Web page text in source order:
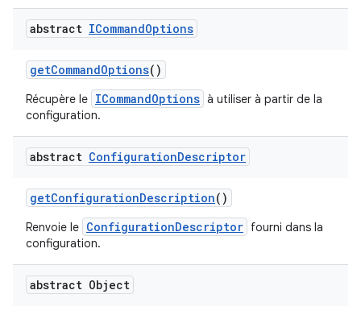
abstract ICommandOptions
getCommandOptions()
Récupère le ICommandOptions à utiliser à partir de la
configuration.
abstract ConfigurationDescriptor
getConfigurationDescription()
Renvoie le ConfigurationDescriptor fourni dans la
configuration.
abstract Object